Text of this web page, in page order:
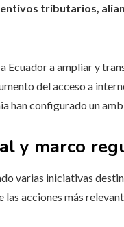
tributarios,
Ecuador a ampliar y
del acceso a
han configurado un
y marco
varias iniciativas
acciones más